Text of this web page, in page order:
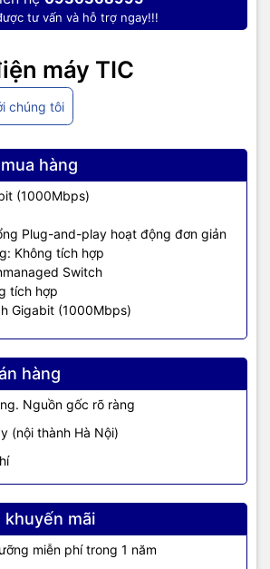
tư vấn và hỗ trợ ngay!!!
máy TIC
chúng tôi
hàng
(1000Mbps)
Plug-and-play hoạt động đơn giản
Không tích hợp
Switch
tích hợp
Gigabit (1000Mbps)
hàng
Nguồn gốc rõ ràng
(nội thành Hà Nội)
khuyến mãi
miễn phí trong 1 năm
và cung cấp giải pháp công nghệ uy tín
chuyên cung cấp đa dạng sản phẩm:
hình tương tác
giặt, máy hút ẩm... cùng nhiều thiết bị
cam kết mang đếnsản phẩm chính
nghiệp , đáp ứng tối đa nhu cầu của